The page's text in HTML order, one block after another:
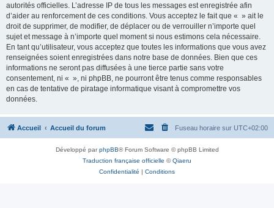
autorités officielles. L’adresse IP de tous les messages est enregistrée afin
d’aider au renforcement de ces conditions. Vous acceptez le fait que « » ait le
droit de supprimer, de modifier, de déplacer ou de verrouiller n’importe quel
sujet et message à n’importe quel moment si nous estimons cela nécessaire.
En tant qu’utilisateur, vous acceptez que toutes les informations que vous avez
renseignées soient enregistrées dans notre base de données. Bien que ces
informations ne seront pas diffusées à une tierce partie sans votre
consentement, ni « », ni phpBB, ne pourront être tenus comme responsables
en cas de tentative de piratage informatique visant à compromettre vos
données.
Accueil Accueil du forum Fuseau horaire sur UTC+02:00
Développé parphpBB® Forum Software © phpBB Limited
Traduction française officielle ©Qiaeru
Confidentialité | Conditions